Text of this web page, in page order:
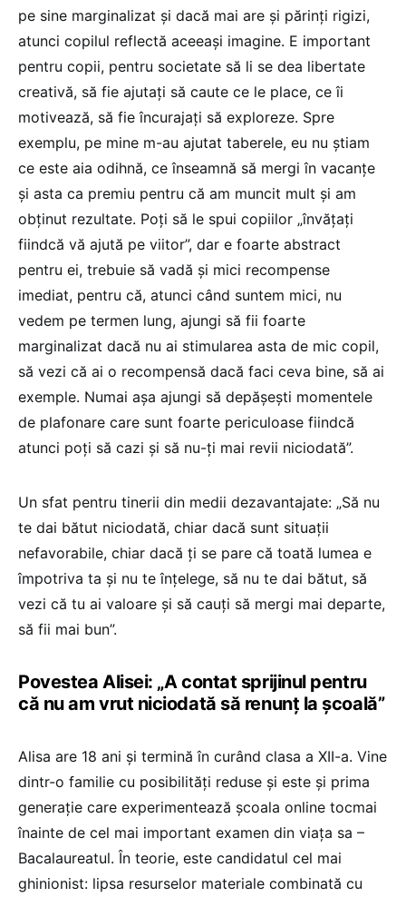
pe sine marginalizat și dacă mai are și părinți rigizi,
atunci copilul reflectă aceeași imagine. E important
pentru copii, pentru societate să li se dea libertate
creativă, să fie ajutați să caute ce le place, ce îi
motivează, să fie încurajați să exploreze. Spre
exemplu, pe mine m-au ajutat taberele, eu nu știam
ce este aia odihnă, ce înseamnă să mergi în vacanțe
și asta ca premiu pentru că am muncit mult și am
obținut rezultate. Poți să le spui copiilor „învățați
fiindcă vă ajută pe viitor”, dar e foarte abstract
pentru ei, trebuie să vadă și mici recompense
imediat, pentru că, atunci când suntem mici, nu
vedem pe termen lung, ajungi să fii foarte
marginalizat dacă nu ai stimularea asta de mic copil,
să vezi că ai o recompensă dacă faci ceva bine, să ai
exemple. Numai așa ajungi să depășești momentele
de plafonare care sunt foarte periculoase fiindcă
atunci poți să cazi și să nu-ți mai revii niciodată”.
Un sfat pentru tinerii din medii dezavantajate: „Să nu
te dai bătut niciodată, chiar dacă sunt situații
nefavorabile, chiar dacă ți se pare că toată lumea e
împotriva ta și nu te înțelege, să nu te dai bătut, să
vezi că tu ai valoare și să cauți să mergi mai departe,
să fii mai bun”.
Povestea Alisei: „A contat sprijinul pentru
că nu am vrut niciodată să renunț la școală”
Alisa are 18 ani și termină în curând clasa a XII-a. Vine
dintr-o familie cu posibilități reduse și este și prima
generație care experimentează școala online tocmai
înainte de cel mai important examen din viața sa –
Bacalaureatul. În teorie, este candidatul cel mai
ghinionist: lipsa resurselor materiale combinată cu